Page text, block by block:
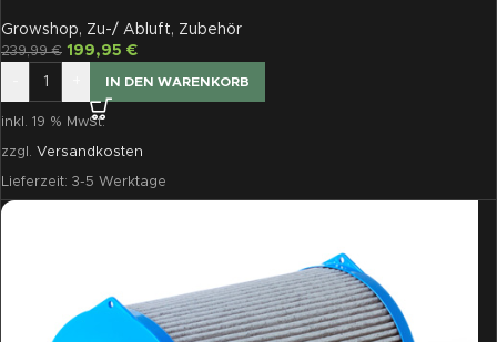
Growshop, Zu-/ Abluft, Zubehör
239,99€ 199,95 €
IN DEN WARENKORB
inkl. 19 % MwSt.
zzgl. Versandkosten
Lieferzeit: 3-5 Werktage